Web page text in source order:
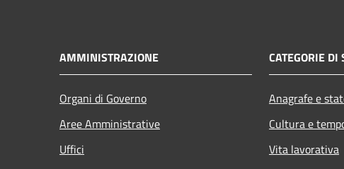
AMMINISTRAZIONE
Organi di Governo
Aree Amministrative
Uffici
CATEGORIE DI
Anagrafe e
Cultura e
Vita lavorativa